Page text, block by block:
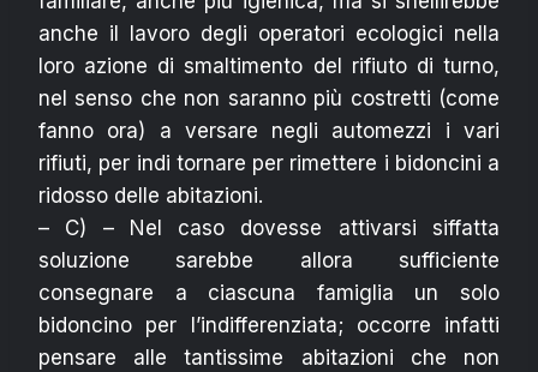
anche il lavoro degli operatori ecologici nella
loro azione di smaltimento del rifiuto di turno,
nel senso che non saranno più costretti (come
fanno ora) a versare negli automezzi i vari
rifiuti, per indi tornare per rimettere i bidoncini a
ridosso delle abitazioni.
– C) – Nel caso dovesse attivarsi siffatta
soluzione sarebbe allora sufficiente
consegnare a ciascuna famiglia un solo
bidoncino per l’indifferenziata; occorre infatti
pensare alle tantissime abitazioni che non